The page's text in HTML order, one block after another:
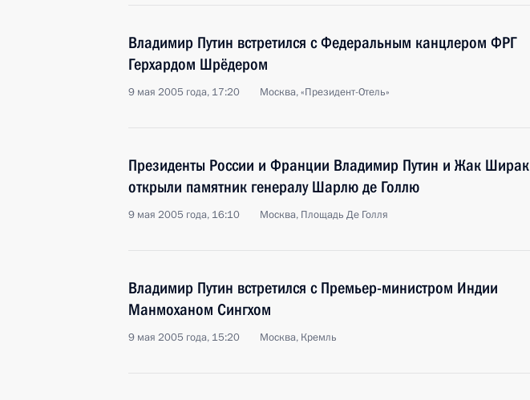
Владимир Путин встретился с Федеральным канцлером ФРГ
Герхардом Шрёдером
9 мая 2005 года, 17:20 Москва, «Президент-Отель»
Президенты России и Франции Владимир Путин и Жак Ширак
открыли памятник генералу Шарлю де Голлю
9 мая 2005 года, 16:10 Москва, Площадь Де Голля
Владимир Путин встретился с Премьер-министром Индии
Манмоханом Сингхом
9 мая 2005 года, 15:20 Москва, Кремль